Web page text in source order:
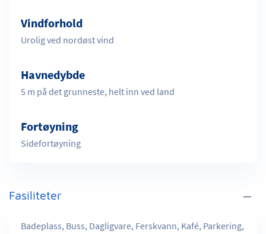
Vindforhold
Urolig ved nordøst vind
Havnedybde
5 m på det grunneste, helt inn ved land
Fortøyning
Sidefortøyning
Fasiliteter
Badeplass, Buss, Dagligvare, Ferskvann, Kafé, Parkering,